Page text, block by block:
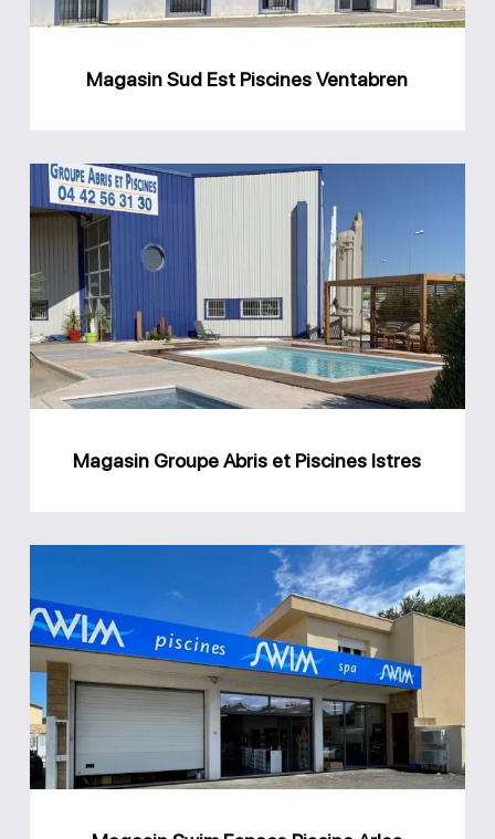
Magasin Sud Est Piscines Ventabren
Magasin
Groupe
Piscines
Istres
Magasin Groupe Abris et Piscines Istres
Magasin
Swim
Espace
Piscine
Arles